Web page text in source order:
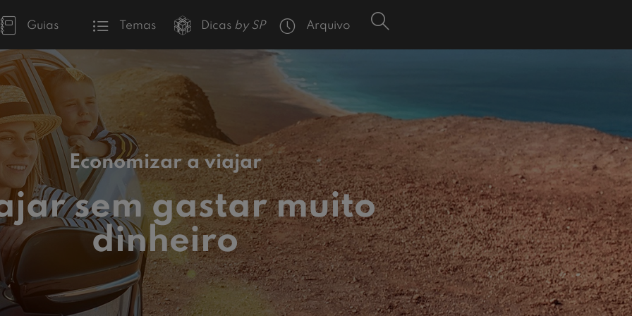
Guias Temas Dicas by SP Arquivo
Economizar a viajar
sem gastar muito
dinheiro